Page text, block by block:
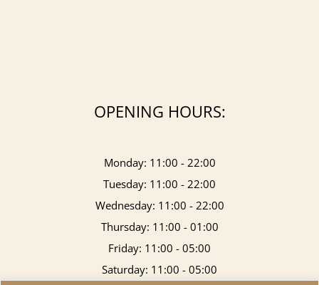
OPENING HOURS:
Monday: 11:00 - 22:00
Tuesday: 11:00 - 22:00
Wednesday: 11:00 - 22:00
Thursday: 11:00 - 01:00
Friday: 11:00 - 05:00
Saturday: 11:00 - 05:00